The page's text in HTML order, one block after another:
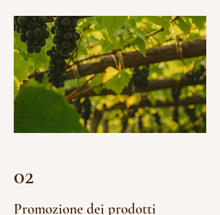
02
Promozione dei prodotti